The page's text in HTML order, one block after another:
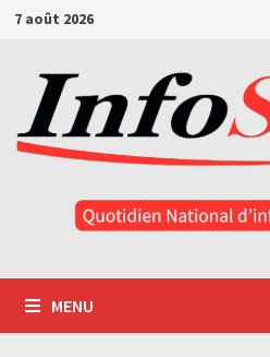
Passer
contenu
7 août 2026
MENU